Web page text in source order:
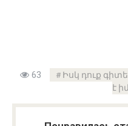
63 Իսկ դուք
է